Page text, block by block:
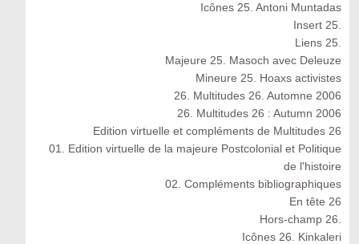
Icônes 25. Antoni Muntadas
Insert 25.
Liens 25.
Majeure 25. Masoch avec Deleuze
Mineure 25. Hoaxs activistes
26. Multitudes 26. Automne 2006
26. Multitudes 26 : Autumn 2006
Edition virtuelle et compléments de Multitudes 26
01. Edition virtuelle de la majeure Postcolonial et Politique
de l'histoire
02. Compléments bibliographiques
En tête 26
Hors-champ 26.
Icônes 26. Kinkaleri